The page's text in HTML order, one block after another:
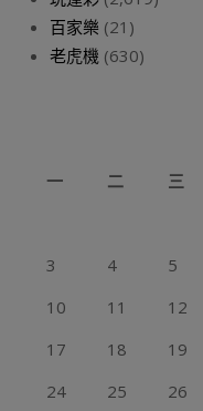
百家樂 (21)
老虎機 (630)
一
二 三
3
4 5
10
11 12
17
18 19
24
25 26